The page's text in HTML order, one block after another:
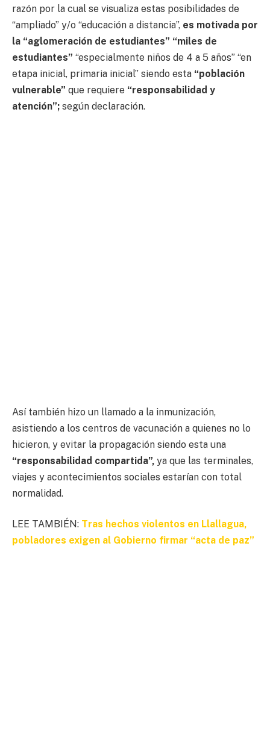
razón por la cual se visualiza estas posibilidades de
“ampliado” y/o “educación a distancia”, es motivada por
la “aglomeración de estudiantes” “miles de
estudiantes” “especialmente niños de 4 a 5 años” “en
etapa inicial, primaria inicial” siendo esta “población
vulnerable” que requiere “responsabilidad y
atención”; según declaración.
Así también hizo un llamado a la inmunización,
asistiendo a los centros de vacunación a quienes no lo
hicieron, y evitar la propagación siendo esta una
“responsabilidad compartida”, ya que las terminales,
viajes y acontecimientos sociales estarían con total
normalidad.
LEE TAMBIÉN: Tras hechos violentos en Llallagua,
pobladores exigen al Gobierno firmar “acta de paz”